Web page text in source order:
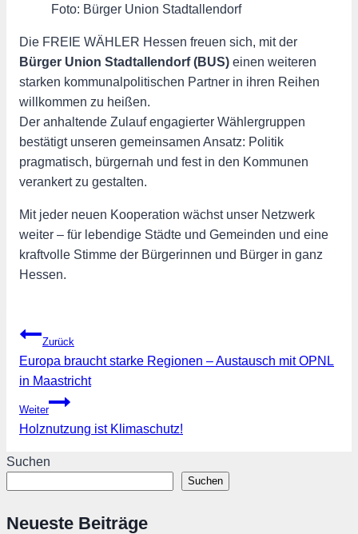
Foto: Bürger Union Stadtallendorf
Die FREIE WÄHLER Hessen freuen sich, mit der
Bürger Union Stadtallendorf (BUS) einen weiteren
starken kommunalpolitischen Partner in ihren Reihen
willkommen zu heißen.
Der anhaltende Zulauf engagierter Wählergruppen
bestätigt unseren gemeinsamen Ansatz: Politik
pragmatisch, bürgernah und fest in den Kommunen
verankert zu gestalten.
Mit jeder neuen Kooperation wächst unser Netzwerk
weiter – für lebendige Städte und Gemeinden und eine
kraftvolle Stimme der Bürgerinnen und Bürger in ganz
Hessen.
Beitragsnavigation
Zurück
Europa braucht starke Regionen – Austausch mit OPNL
in Maastricht
Weiter
Holznutzung ist Klimaschutz!
Suchen
Suchen
Neueste Beiträge